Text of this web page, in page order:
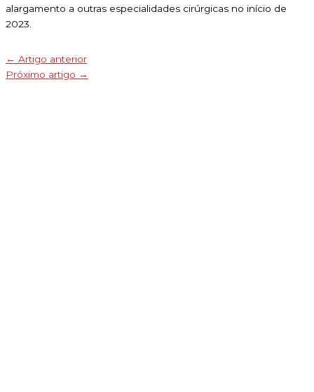
alargamento a outras especialidades cirúrgicas no início de
2023.
← Artigo anterior
Próximo artigo →